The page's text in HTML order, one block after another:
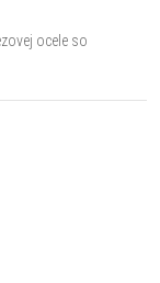
ocele so